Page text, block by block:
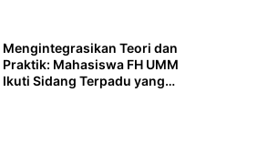
Mengintegrasikan Teori dan
Praktik: Mahasiswa FH UMM
Ikuti Sidang Terpadu yang